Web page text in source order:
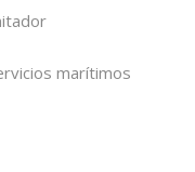
marítimos